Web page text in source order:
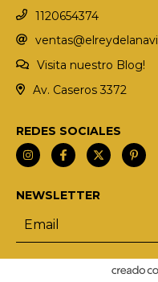
1120654374
Visita nuestro Blog!
Av. Caseros 3372
REDES SOCIALES
NEWSLETTER